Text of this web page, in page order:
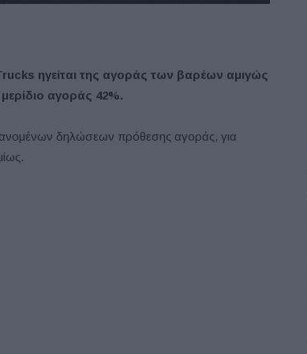
ηγείται της αγοράς των βαρέων αμιγώς
αγοράς 42%.
δηλώσεων πρόθεσης αγοράς, για